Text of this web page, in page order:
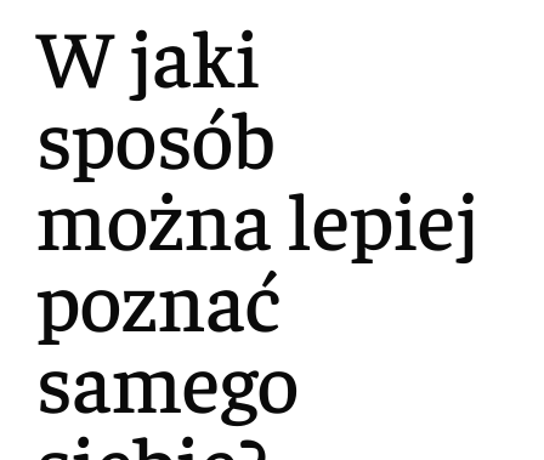
W jaki
sposób
można lepiej
poznać
samego